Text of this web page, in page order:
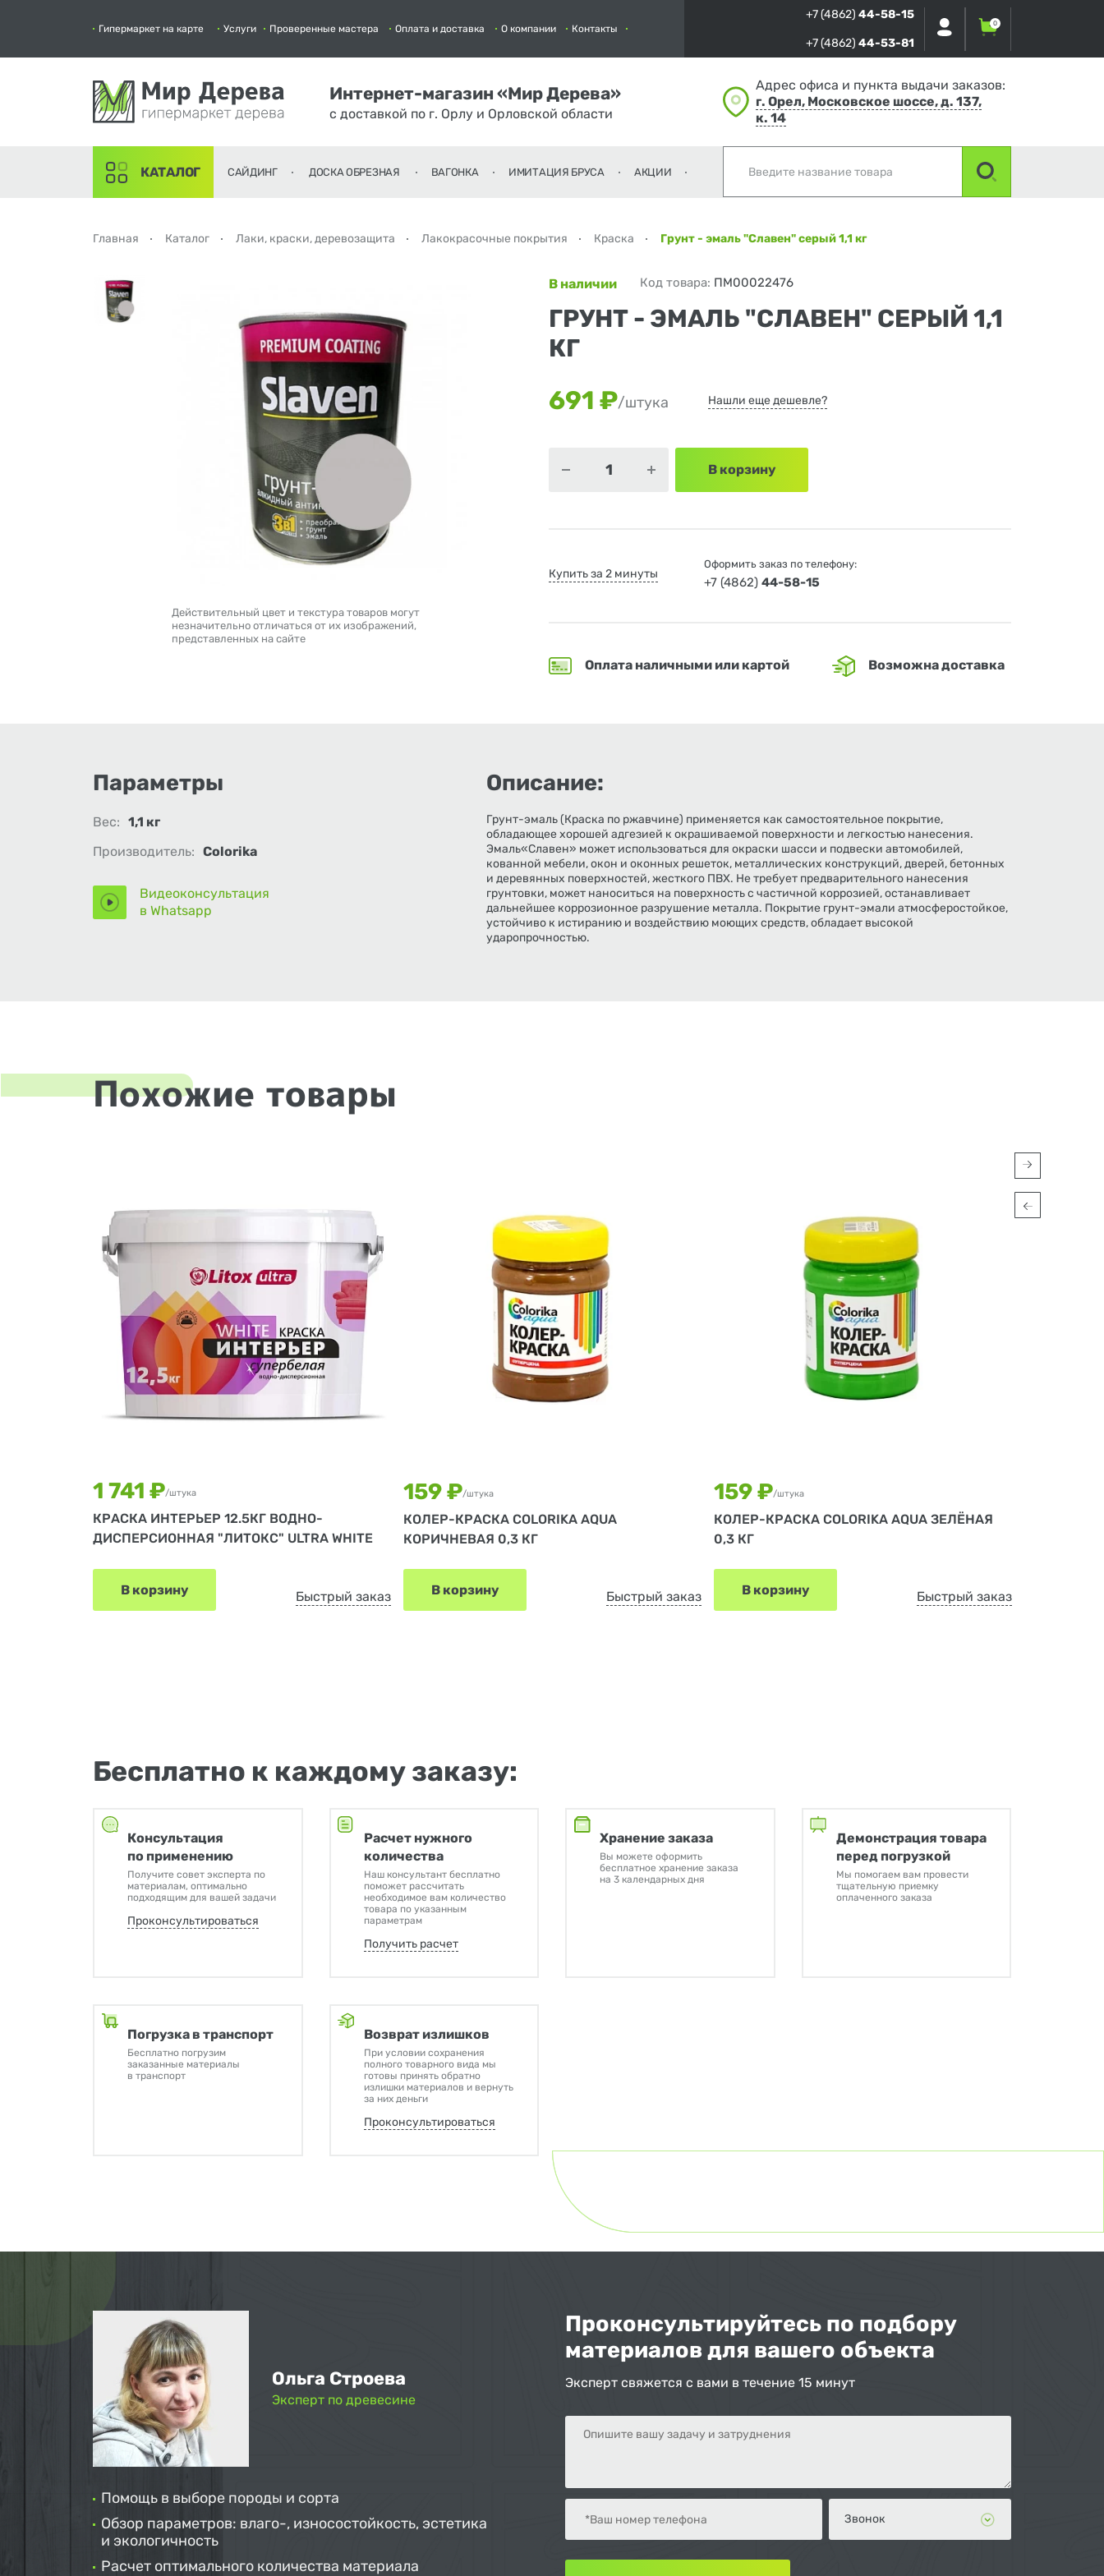
Гипермаркет на карте Услуги Проверенные мастера Оплата и доставка О компании Контакты
+7 (4862) 44-58-15
+7 (4862) 44-53-81
0
Интернет-магазин «Мир Дерева»
с доставкой по г. Орлу и Орловской области
Адрес офиса и пункта выдачи заказов:
г. Орел, Московское шоссе, д. 137,
к. 14
КАТАЛОГ САЙДИНГ ДОСКА ОБРЕЗНАЯ ВАГОНКА ИМИТАЦИЯ БРУСА АКЦИИ
Главная Каталог Лаки, краски, деревозащита Лакокрасочные покрытия Краска Грунт - эмаль "Славен" серый 1,1 кг
Действительный цвет и текстура товаров могут
незначительно отличаться от их изображений,
представленных на сайте
В наличии Код товара: ПМ00022476
ГРУНТ - ЭМАЛЬ "СЛАВЕН" СЕРЫЙ 1,1
КГ
691 ₽/штука Нашли еще дешевле?
В корзину
Купить за 2 минуты
Оформить заказ по телефону:
+7 (4862)44-58-15
Оплата наличными или картой Возможна доставка
Параметры
Вес: 1,1 кг
Производитель: Colorika
Видеоконсультация
в Whatsapp
Описание:
Грунт-эмаль (Краска по ржавчине) применяется как самостоятельное покрытие,
обладающее хорошей адгезией к окрашиваемой поверхности и легкостью нанесения.
Эмаль«Славен» может использоваться для окраски шасси и подвески автомобилей,
кованной мебели, окон и оконных решеток, металлических конструкций, дверей, бетонных
и деревянных поверхностей, жесткого ПВХ. Не требует предварительного нанесения
грунтовки, может наноситься на поверхность с частичной коррозией, останавливает
дальнейшее коррозионное разрушение металла. Покрытие грунт-эмали атмосферостойкое,
устойчиво к истиранию и воздействию моющих средств, обладает высокой
ударопрочностью.
Похожие товары
1 741 ₽/штука
КРАСКА ИНТЕРЬЕР 12.5КГ ВОДНО-
ДИСПЕРСИОННАЯ "ЛИТОКС" ULTRA WHITE
В корзину Быстрый заказ
159 ₽/штука
КОЛЕР-КРАСКА COLORIKA AQUA
КОРИЧНЕВАЯ 0,3 КГ
В корзину Быстрый заказ
159 ₽/штука
КОЛЕР-КРАСКА COLORIKA AQUA ЗЕЛЁНАЯ
0,3 КГ
В корзину Быстрый заказ
Бесплатно к каждому заказу:
Консультация
по применению
Получите совет эксперта по
материалам, оптимально
подходящим для вашей задачи
Проконсультироваться
Расчет нужного
количества
Наш консультант бесплатно
поможет рассчитать
необходимое вам количество
товара по указанным
параметрам
Получить расчет
Хранение заказа
Вы можете оформить
бесплатное хранение заказа
на 3 календарных дня
Демонстрация товара
перед погрузкой
Мы помогаем вам провести
тщательную приемку
оплаченного заказа
Погрузка в транспорт
Бесплатно погрузим
заказанные материалы
в транспорт
Возврат излишков
При условии сохранения
полного товарного вида мы
готовы принять обратно
излишки материалов и вернуть
за них деньги
Проконсультироваться
Ольга Строева
Эксперт по древесине
Помощь в выборе породы и сорта
Обзор параметров: влаго-, износостойкость, эстетика
и экологичность
Расчет оптимального количества материала
Проконсультируйтесь по подбору
материалов для вашего объекта
Эксперт свяжется с вами в течение 15 минут